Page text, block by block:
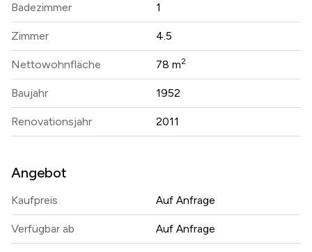
Badezimmer 1
Zimmer 4.5
Nettowohnfläche 78 m2
Baujahr 1952
Renovationsjahr 2011
Angebot
Kaufpreis Auf Anfrage
Verfügbar ab Auf Anfrage